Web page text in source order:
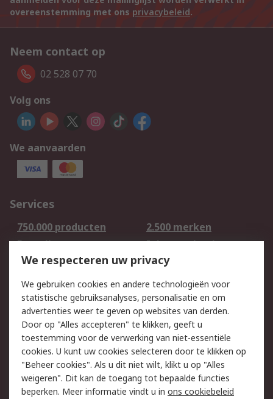
overeenstemming met ons privacybeleid.
Neem contact op
02 528 07 70
Volg ons
We aanvaarden
Services
750.000 producten
2.500 merken
Bestellen
Inkoopoplossingen
Retouren
Technisch advies
Track & Trace
Wettelijk
Cookiebeleid
Email veiligheid
Privacybeleid -
Bijgewerkt
Websitevoorwaarden
Algemene
verkoopvoorwaarden
We respecteren uw privacy
We gebruiken cookies en andere technologieën voor
statistische gebruiksanalyses, personalisatie en om
advertenties weer te geven op websites van derden.
Door op "Alles accepteren" te klikken, geeft u
toestemming voor de verwerking van niet-essentiële
cookies. U kunt uw cookies selecteren door te klikken op
"Beheer cookies". Als u dit niet wilt, klikt u op "Alles
weigeren". Dit kan de toegang tot bepaalde functies
beperken. Meer informatie vindt u in ons cookiebeleid